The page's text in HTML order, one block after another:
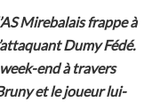
Mirebalais frappe à
Dumy Fédé.
end à travers
et le joueur lui-